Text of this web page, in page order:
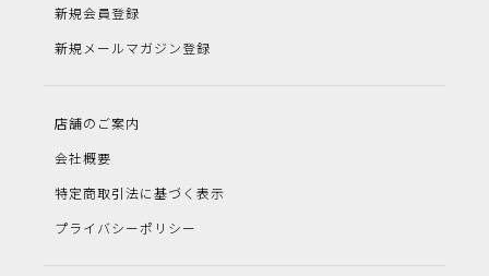
新規会員登録
新規メールマガジン登録
店舗のご案内
会社概要
特定商取引法に基づく表示
プライバシーポリシー